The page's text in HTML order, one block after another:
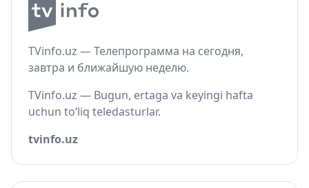
TVinfo.uz — Телепрограмма на сегодня,
завтра и ближайшую неделю.
TVinfo.uz — Bugun, ertaga va keyingi hafta
uchun to‘liq teledasturlar.
tvinfo.uz